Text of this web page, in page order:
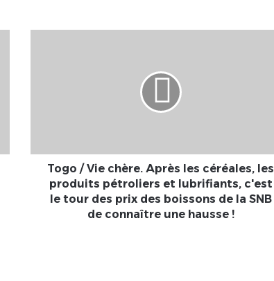
pétroliers
lubrifiants,
Togo / Vie chère. Après les céréales, les
produits pétroliers et lubrifiants, c'est
le tour des prix des boissons de la SNB
de connaître une hausse !